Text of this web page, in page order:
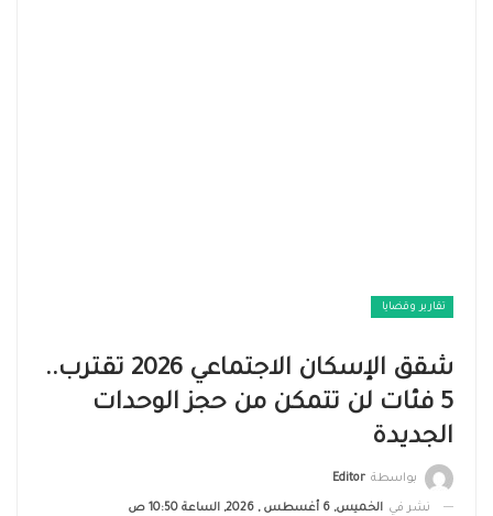
تقارير وقضايا ​
شقق الإسكان الاجتماعي 2026 تقترب..
5 فئات لن تتمكن من حجز الوحدات
الجديدة
بواسطة Editor
نشر في الخميس, 6 أغسطس , 2026, الساعة 10:50 ص